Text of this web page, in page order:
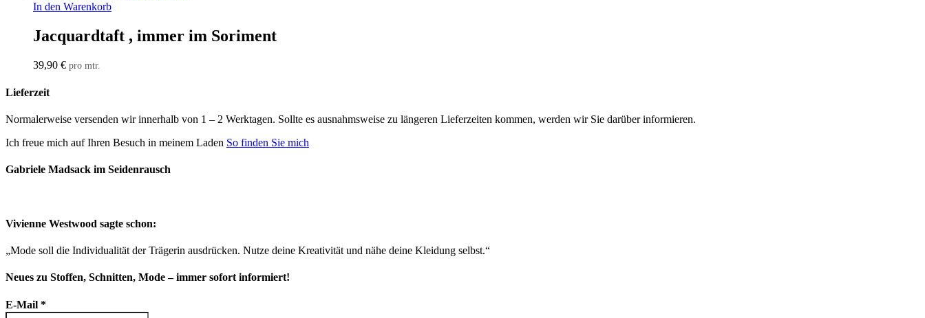
In den Warenkorb
Jacquardtaft , immer im Soriment
39,90 € pro mtr.
Lieferzeit
Normalerweise versenden wir innerhalb von 1 – 2 Werktagen. Sollte es ausnahmsweise zu längeren Lieferzeiten kommen, werden wir Sie darüber informieren.
Ich freue mich auf Ihren Besuch in meinem Laden So finden Sie mich
Gabriele Madsack im Seidenrausch
Vivienne Westwood sagte schon:
„Mode soll die Individualität der Trägerin ausdrücken. Nutze deine Kreativität und nähe deine Kleidung selbst.“
Neues zu Stoffen, Schnitten, Mode – immer sofort informiert!
E-Mail *